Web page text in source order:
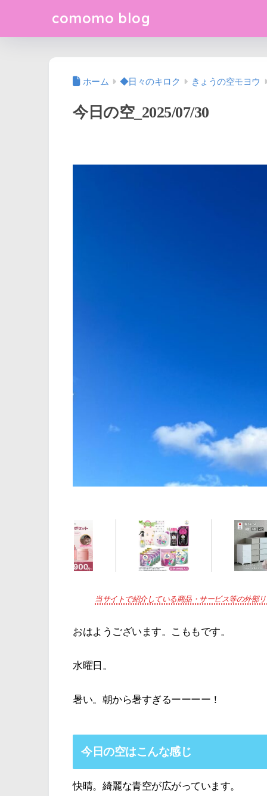
comomo blog
ホーム ◆日々のキロク きょうの空モヨウ
今日の空_2025/07/30
当サイトで紹介している商品・サービス等の外部
おはようございます。こももです。
水曜日。
暑い。朝から暑すぎるーーーー！
今日の空はこんな感じ
快晴。綺麗な青空が広がっています。